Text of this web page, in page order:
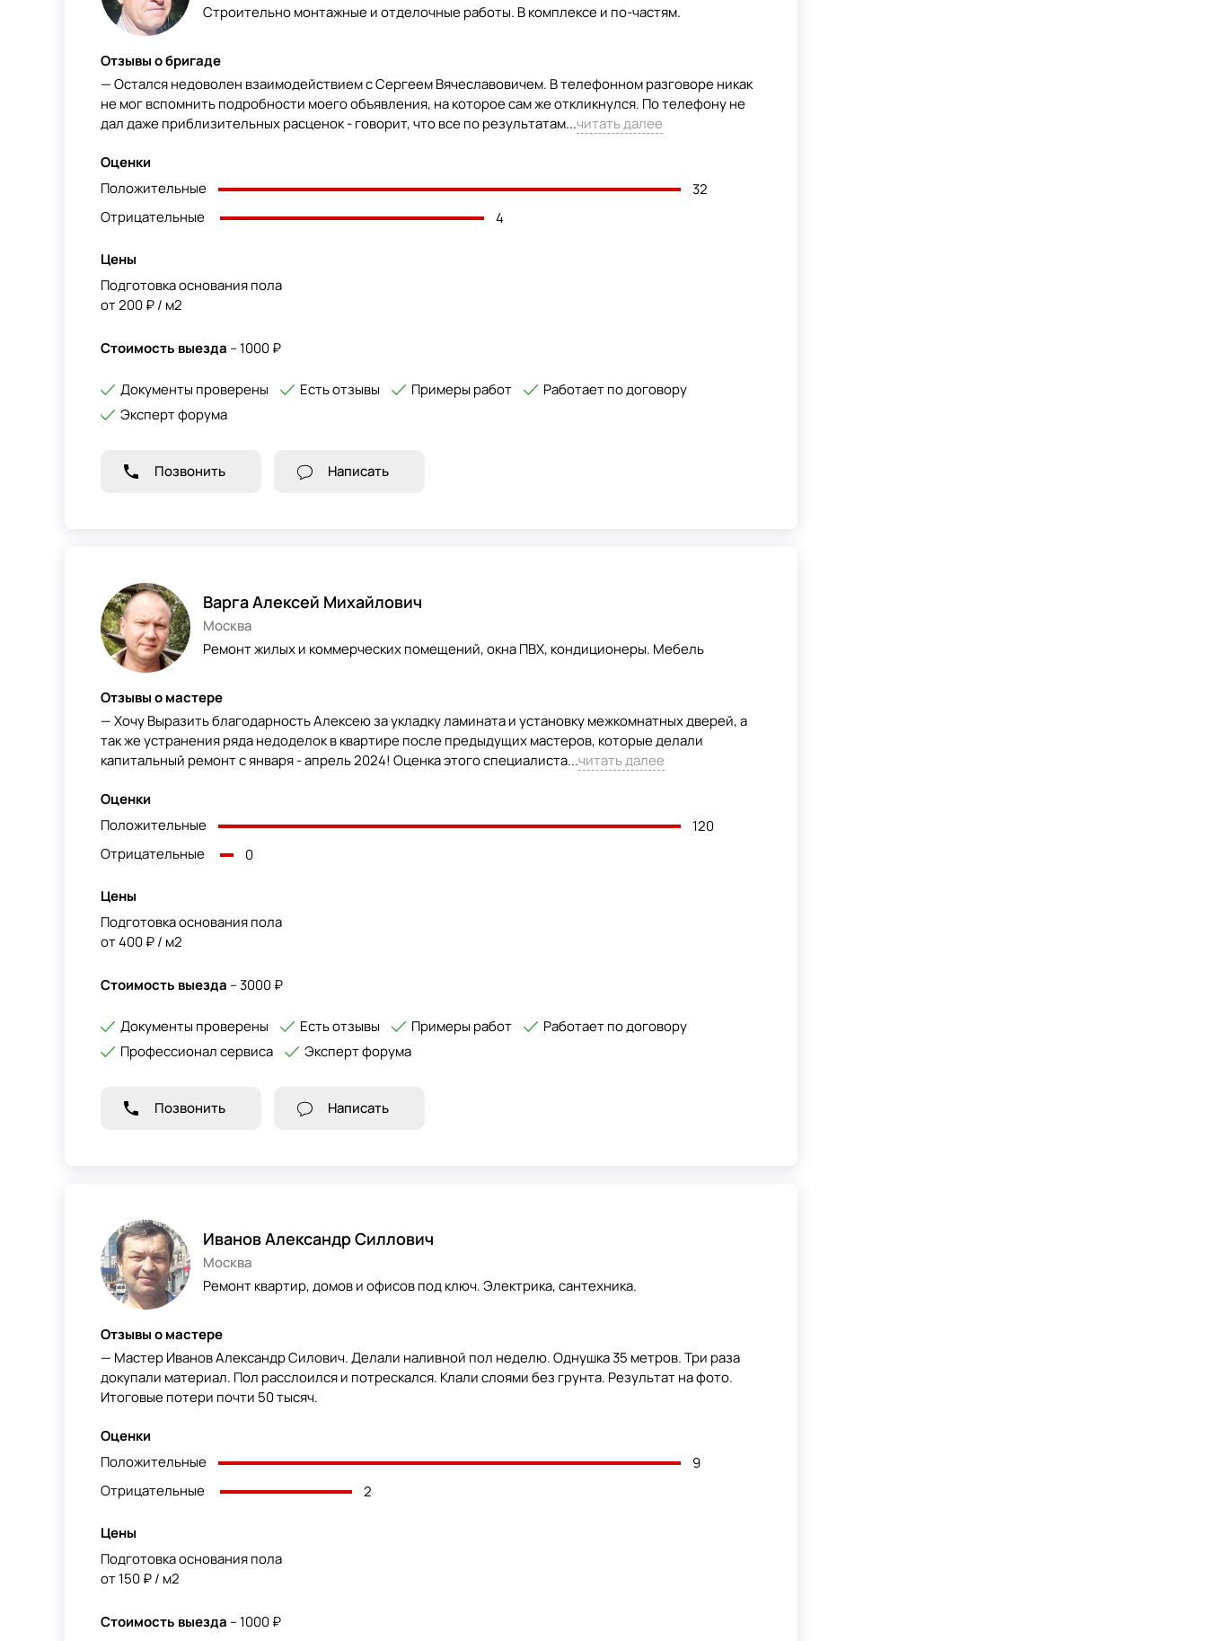
Строительно монтажные и отделочные работы. В комплексе и по-частям.
Отзывы о бригаде
— Остался недоволен взаимодействием с Сергеем Вячеславовичем. В телефонном разговоре никак
не мог вспомнить подробности моего объявления, на которое сам же откликнулся. По телефону не
дал даже приблизительных расценок - говорит, что все по результатам...читать далее
Оценки
Положительные
32
Отрицательные
4
Цены
Подготовка основания пола
от 200 ₽ / м2
Стоимость выезда – 1000 ₽
Документы проверены Есть отзывы Примеры работ
Работает по договору
Эксперт форума
Позвонить Написать
Варга Алексей Михайлович
Москва
Ремонт жилых и коммерческих помещений, окна ПВХ, кондиционеры. Мебель
Отзывы о мастере
— Хочу Выразить благодарность Алексею за укладку ламината и установку межкомнатных дверей, а
так же устранения ряда недоделок в квартире после предыдущих мастеров, которые делали
капитальный ремонт с января - апрель 2024! Оценка этого специалиста...читать далее
Оценки
Положительные
120
Отрицательные
0
Цены
Подготовка основания пола
от 400 ₽ / м2
Стоимость выезда – 3000 ₽
Документы проверены Есть отзывы Примеры работ
Работает по договору
Профессионал сервиса
Эксперт форума
Позвонить Написать
Иванов Александр Силлович
Москва
Ремонт квартир, домов и офисов под ключ. Электрика, сантехника.
Отзывы о мастере
— Мастер Иванов Александр Силович. Делали наливной пол неделю. Однушка 35 метров. Три раза
докупали материал. Пол расслоился и потрескался. Клали слоями без грунта. Результат на фото.
Итоговые потери почти 50 тысяч.
Оценки
Положительные
9
Отрицательные
2
Цены
Подготовка основания пола
от 150 ₽ / м2
Стоимость выезда – 1000 ₽